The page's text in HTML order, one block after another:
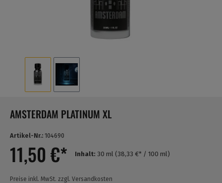
AMSTERDAM PLATINUM XL
Artikel-Nr.: 104690
11,50 €* Inhalt: 30 ml (38,33 €* / 100 ml)
Preise inkl. MwSt. zzgl. Versandkosten